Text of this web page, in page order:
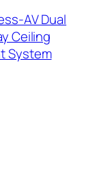
AV Dual
Ceiling
System